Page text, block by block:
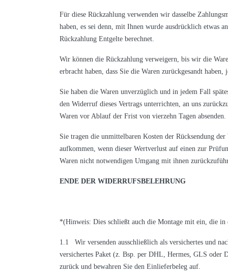
Für diese Rückzahlung verwenden wir dasselbe
haben, es sei denn, mit Ihnen wurde ausdrücklich etwas
Rückzahlung Entgelte berechnet.
Wir können die Rückzahlung verweigern, bis wir die
erbracht haben, dass Sie die Waren zurückgesandt
Sie haben die Waren unverzüglich und in jedem Fall
den Widerruf dieses Vertrags unterrichten, an uns
Waren vor Ablauf der Frist von vierzehn Tagen absenden.
Sie tragen die unmittelbaren Kosten der Rücksendung
aufkommen, wenn dieser Wertverlust auf einen zur
Waren nicht notwendigen Umgang mit ihnen
ENDE DER WIDERRUFSBELEHRUNG
*(Hinweis: Dies schließt auch die Montage mit ein, die in
1.1 Wir versenden ausschließlich als versichertes und
versichertes Paket (z. Bsp. per DHL, Hermes, GLS oder
zurück und bewahren Sie den Einlieferbeleg auf.